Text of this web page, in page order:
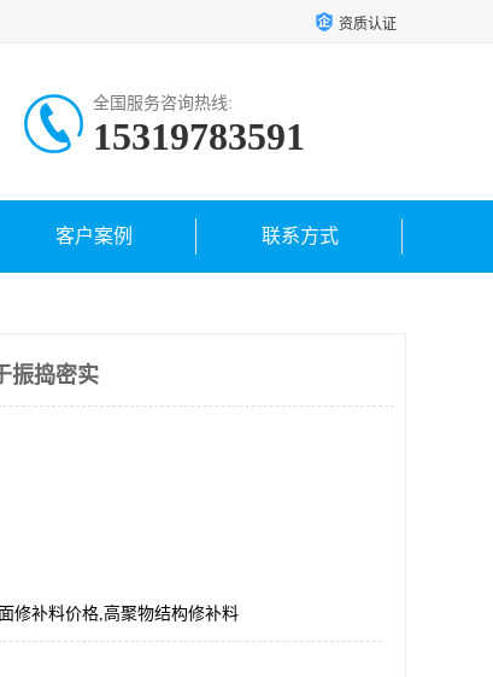
资质认证
全国服务咨询热线:
15319783591
客户案例 联系方式
振捣密实
修补料价格,高聚物结构修补料